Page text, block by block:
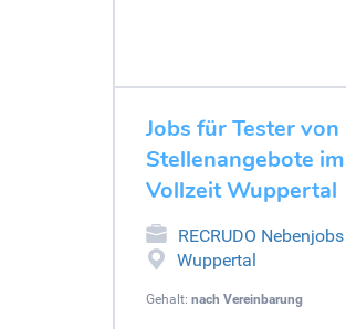
Jobs für Tester
Stellenangebote
Vollzeit Wuppertal
RECRUDO Nebenjobs
Wuppertal
Gehalt: nach Vereinbarung